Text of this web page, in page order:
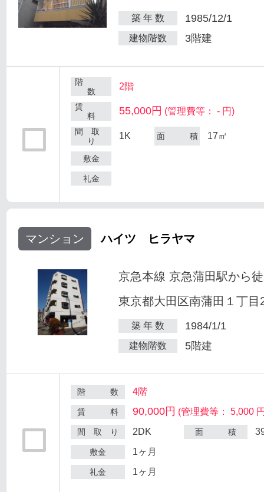
築 年 数 1985/12/1
建物階数 3階建
階
数
2階
賃
料
55,000円 (管理費等： - 円)
間 取
り
1K 面 積 17㎡
敷金
礼金
マンション ハイツ ヒラヤマ
京急本線 京急蒲田駅から
東京都大田区南蒲田１丁目
築 年 数 1984/1/1
建物階数 5階建
階 数 4階
賃 料 90,000円 (管理費等： 5,000
間 取 り 2DK 面 積
敷金 1ヶ月
礼金 1ヶ月